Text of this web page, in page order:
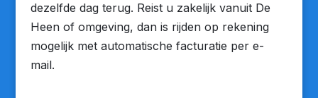
dezelfde dag terug. Reist u zakelijk vanuit De
Heen of omgeving, dan is rijden op rekening
mogelijk met automatische facturatie per e-
mail.